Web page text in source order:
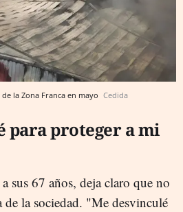
la Zona Franca en mayo Cedida
para proteger a mi
sus 67 años, deja claro que no
de la sociedad. "Me desvinculé